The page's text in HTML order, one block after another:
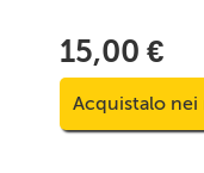
15,00 €
Acquistalo